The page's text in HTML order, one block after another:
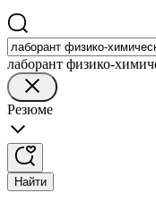
лаборант физико-
Резюме
Найти